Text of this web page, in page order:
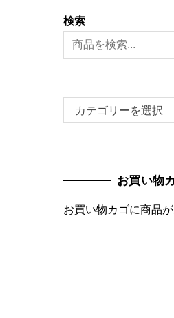
検索
テ
ー
お買い物
お買い物カゴに商品が